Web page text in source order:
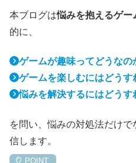
本ブログは悩みを抱えるゲー
的に、
ゲームが趣味ってどうなの
ゲームを楽しむにはどうす
悩みを解決するにはどうす
を問い、悩みの対処法だけ
信します。